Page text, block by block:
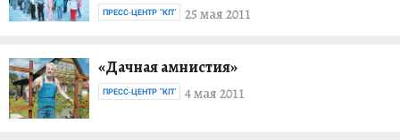
25 мая 2011
ПРЕСС-ЦЕНТР "КП"
«Дачная амнистия»
4 мая 2011
ПРЕСС-ЦЕНТР "КП"